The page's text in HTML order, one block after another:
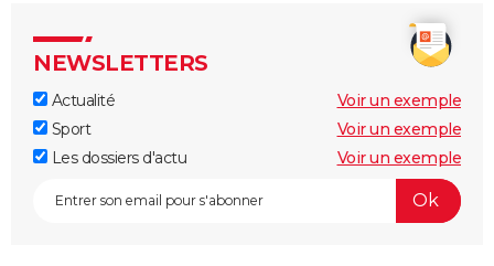
NEWSLETTERS
Actualité
Voir un exemple
Sport
Voir un exemple
Les dossiers d'actu
Voir un exemple